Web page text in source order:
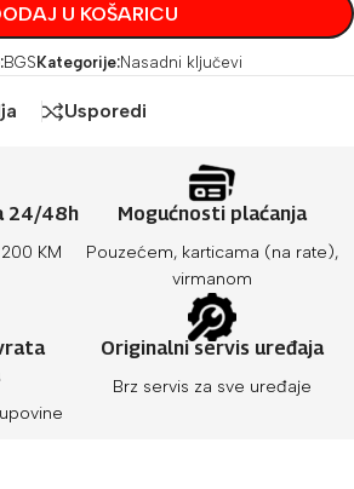
U KOŠARICU
BGS Kategorije:Nasadni ključevi
Usporedi
24/48h
KM
Mogućnosti plaćanja
Pouzećem, karticama (na rate),
virmanom
Originalni servis uređaja
Brz servis za sve uređaje